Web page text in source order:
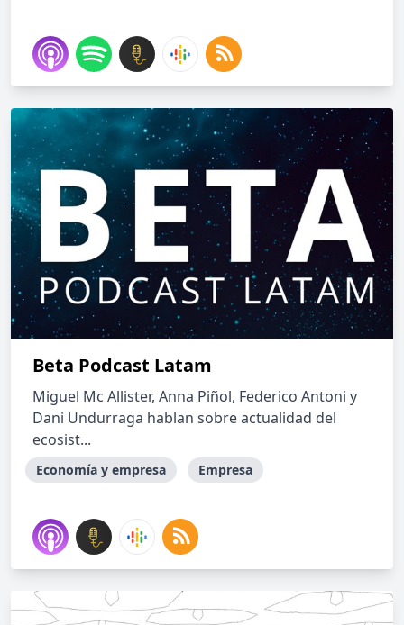
Beta Podcast Latam
Miguel Mc Allister, Anna Piñol, Federico Antoni y
Dani Undurraga hablan sobre actualidad del
ecosist...
Economía y empresa Empresa